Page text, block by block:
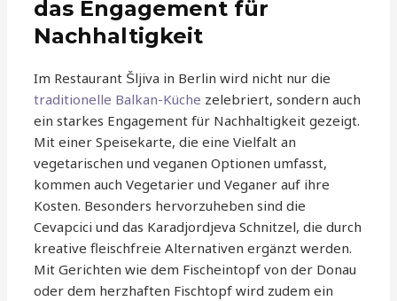
das Engagement für
Nachhaltigkeit
Im Restaurant Šljiva in Berlin wird nicht nur die
traditionelle Balkan-Küche zelebriert, sondern auch
ein starkes Engagement für Nachhaltigkeit gezeigt.
Mit einer Speisekarte, die eine Vielfalt an
vegetarischen und veganen Optionen umfasst,
kommen auch Vegetarier und Veganer auf ihre
Kosten. Besonders hervorzuheben sind die
Cevapcici und das Karadjordjeva Schnitzel, die durch
kreative fleischfreie Alternativen ergänzt werden.
Mit Gerichten wie dem Fischeintopf von der Donau
oder dem herzhaften Fischtopf wird zudem ein